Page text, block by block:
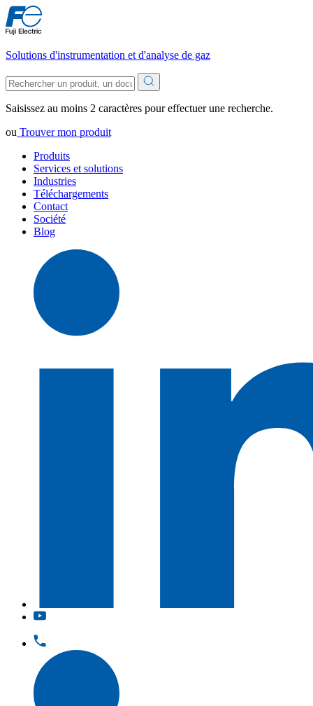
Solutions d'instrumentation et d'analyse de gaz
Saisissez au moins 2 caractères pour effectuer une recherche.
ou Trouver mon produit
Produits
Services et solutions
Industries
Téléchargements
Contact
Société
Blog